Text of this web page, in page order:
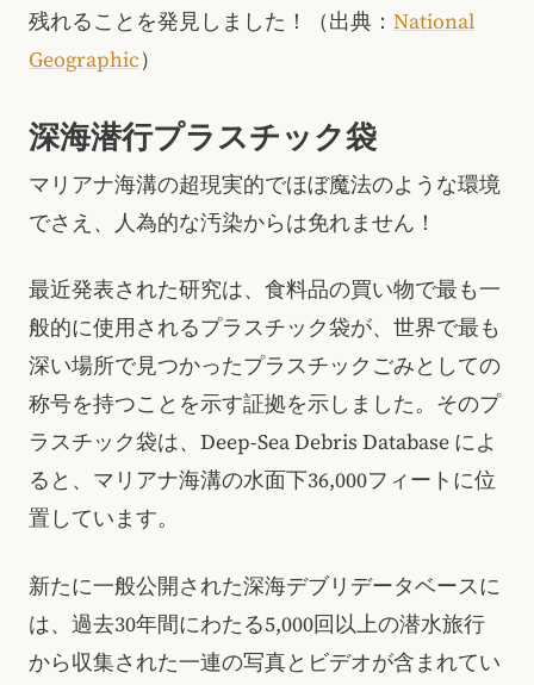
残れることを発見しました！（出典： National
Geographic）
深海潜行プラスチック袋
マリアナ海溝の超現実的でほぼ魔法のような環境
でさえ、人為的な汚染からは免れません！
最近発表された研究は、食料品の買い物で最も一
般的に使用されるプラスチック袋が、世界で最も
深い場所で見つかったプラスチックごみとしての
称号を持つことを示す証拠を示しました。そのプ
ラスチック袋は、Deep-Sea Debris Database によ
ると、マリアナ海溝の水面下36,000フィートに位
置しています。
新たに一般公開された深海デブリデータベースに
は、過去30年間にわたる5,000回以上の潜水旅行
から収集された一連の写真とビデオが含まれてい